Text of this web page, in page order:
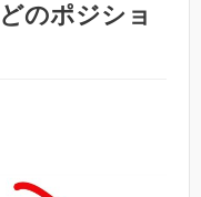
のポジショ